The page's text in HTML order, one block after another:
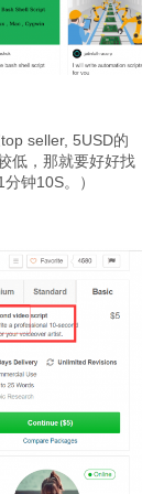
seller, 5USD的
低，那就要好好找
钟10S。）